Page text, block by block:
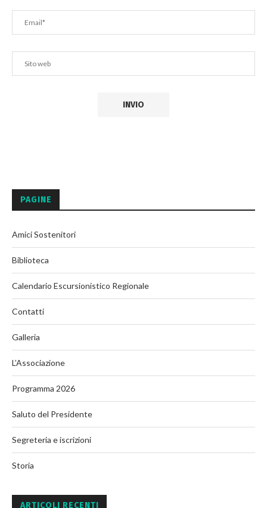
PAGINE
Amici Sostenitori
Biblioteca
Calendario Escursionistico Regionale
Contatti
Galleria
L’Associazione
Programma 2026
Saluto del Presidente
Segreteria e iscrizioni
Storia
ARTICOLI RECENTI